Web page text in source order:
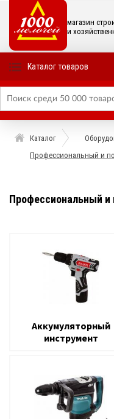
магазин
и
Каталог товаров
Каталог
Профессиональный и
Профессиональный и
Аккумуляторный
инструмент